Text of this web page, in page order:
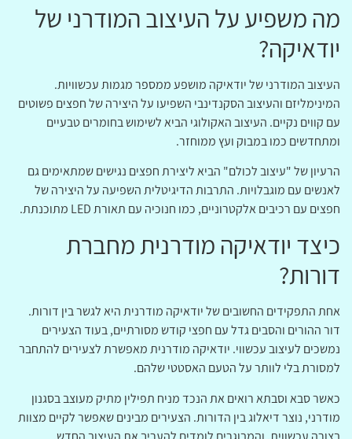
מה משפיע על העיצוב המודרני של
יודאיקה?
העיצוב המודרני של יודאיקה מושפע ממספר מגמות עכשוויות.
המינימליזם והעיצוב הסקנדינבי השפיעו על היצירה של חפצים פשוטים
עם קווים נקיים. העיצוב האקולוגי הביא לשימוש בחומרים טבעיים
ומתחדשים כמו במבוק ועץ ממוחזר.
הרעיון של "עיצוב לכולם" הביא ליצירת חפצים נגישים שמתאימים גם
לאנשים עם מוגבלויות. התרבות הדיגיטלית השפיעה על היצירה של
חפצים עם רכיבים אלקטרוניים, כמו חנוכיה עם תאורת LED מתוכנתת.
כיצד יודאיקה מודרנית מחברת
דורות?
אחת התפקידים החשובים של יודאיקה מודרנית היא לגשר בין דורות.
דור ההורים והסבים גדל עם חפצי קודש מסורתיים, בעוד הצעירים
נמשכים לעיצוב עכשווי. יודאיקה מודרנית מאפשרת לצעירים להתחבר
למסורת בלי לוותר על הטעם האסטטי שלהם.
כאשר סבא וסבתא רואים את הנכד מניח תפילין מתיק מעוצב בסגנון
מודרני, נוצר דיאלוג בין הדורות. הצעירים מבינים שאפשר לקיים מצוות